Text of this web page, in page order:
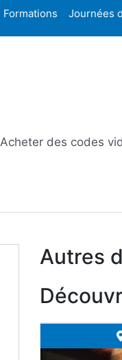
Formations Journées
Acheter des codes
Autres